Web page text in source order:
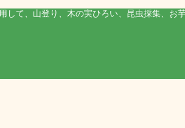
て、山登り、木の実ひろい、昆虫採集、お